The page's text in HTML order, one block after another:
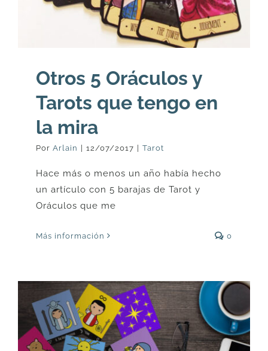
Otros 5 Oráculos y
Tarots que tengo en
la mira
Por Arlain | 12/07/2017 | Tarot
Hace más o menos un año había hecho
un artículo con 5 barajas de Tarot y
Oráculos que me
Más información 0